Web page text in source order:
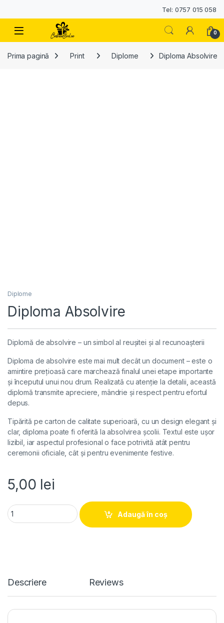
Tel: 0757 015 058
0
Prima pagină Print Diplome Diploma Absolvire
Diplome
Diploma Absolvire
Diplomă de absolvire – un simbol al reușitei și al recunoașterii
Diploma de absolvire este mai mult decât un document – este o
amintire prețioasă care marchează finalul unei etape importante
și începutul unui nou drum. Realizată cu atenție la detalii, această
diplomă transmite apreciere, mândrie și respect pentru efortul
depus.
Tipărită pe carton de calitate superioară, cu un design elegant și
clar, diploma poate fi oferită la absolvirea școlii. Textul este ușor
lizibil, iar aspectul profesional o face potrivită atât pentru
ceremonii oficiale, cât și pentru evenimente festive.
5,00 lei
Diploma Absolvire quantity
Adaugă în coș
Descriere Reviews